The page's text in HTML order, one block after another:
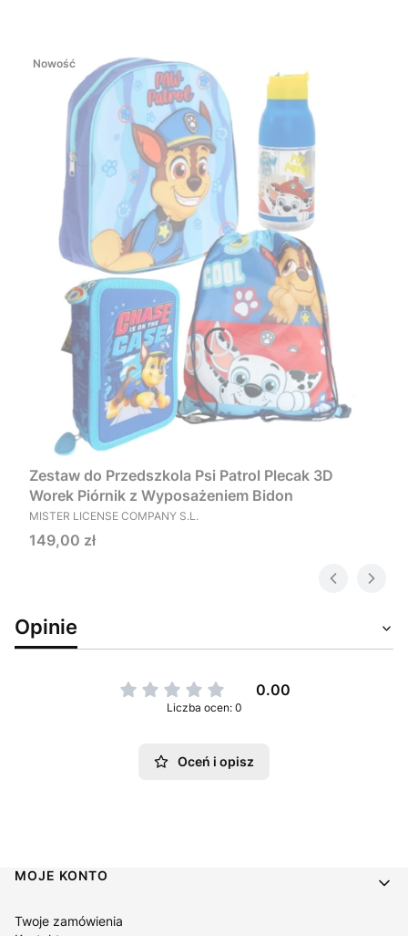
Nowość
Zestaw do Przedszkola Psi Patrol Plecak 3D
Worek Piórnik z Wyposażeniem Bidon
PRODUCENT
MISTER LICENSE COMPANY S.L.
Cena
149,00 zł
Opinie
0.00
Liczba ocen: 0
Oceń i opisz
Linki w stopce
MOJE KONTO
Twoje zamówienia